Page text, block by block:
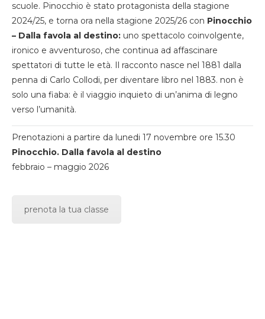
scuole. Pinocchio è stato protagonista della stagione
2024/25, e torna ora nella stagione 2025/26 con Pinocchio
– Dalla favola al destino: uno spettacolo coinvolgente,
ironico e avventuroso, che continua ad affascinare
spettatori di tutte le età. Il racconto nasce nel 1881 dalla
penna di Carlo Collodi, per diventare libro nel 1883. non è
solo una fiaba: è il viaggio inquieto di un’anima di legno
verso l’umanità.
Prenotazioni a partire da lunedi 17 novembre ore 15.30
Pinocchio. Dalla favola al destino
febbraio – maggio 2026
prenota la tua classe